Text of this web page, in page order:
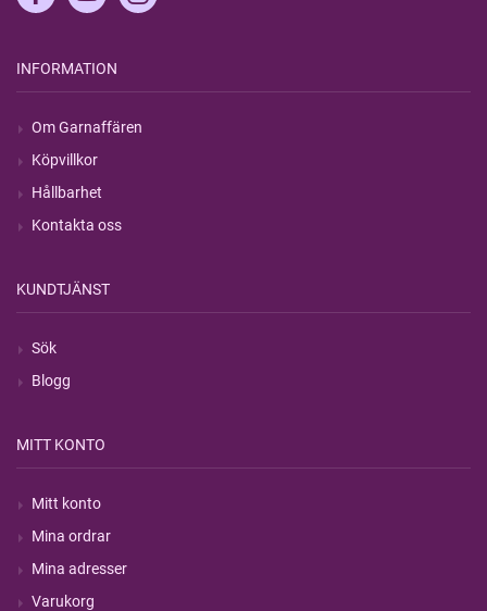
INFORMATION
Om Garnaffären
Köpvillkor
Hållbarhet
Kontakta oss
KUNDTJÄNST
Sök
Blogg
MITT KONTO
Mitt konto
Mina ordrar
Mina adresser
Varukorg